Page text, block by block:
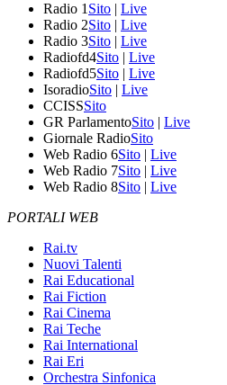
Radio 1 Sito | Live
Radio 2Sito | Live
Radio 3Sito | Live
Radiofd4Sito | Live
Radiofd5Sito | Live
IsoradioSito | Live
CCISSSito
GR ParlamentoSito | Live
Giornale RadioSito
Web Radio 6Sito | Live
Web Radio 7Sito | Live
Web Radio 8Sito | Live
PORTALI WEB
Rai.tv
Nuovi Talenti
Rai Educational
Rai Fiction
Rai Cinema
Rai Teche
Rai International
Rai Eri
Orchestra Sinfonica